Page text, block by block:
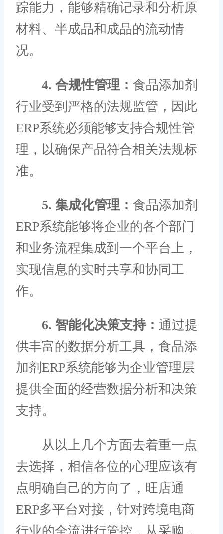
踪能力，能够精确记录和分析原
材料、半成品和成品的流动情
况。
4. 合规性管理： 食品添加剂
行业受到严格的法规监管，因此
ERP系统必须能够支持合规性管
理，以确保产品符合相关法规标
准。
5. 集成化管理： 食品添加剂
ERP系统能够将企业的各个部门
和业务流程集成到一个平台上，
实现信息的实时共享和协同工
作。
6. 智能化决策支持： 通过提
供丰富的数据分析工具，食品添
加剂ERP系统能够为企业管理层
提供全面的经营数据分析和决策
支持。
从以上几个方面去着重一点
去选择，相信各位的心理应该有
点明确自己的方向了，旺店通
ERP多平台对接，针对跨境电商
行业的全流进行管控，从采购，